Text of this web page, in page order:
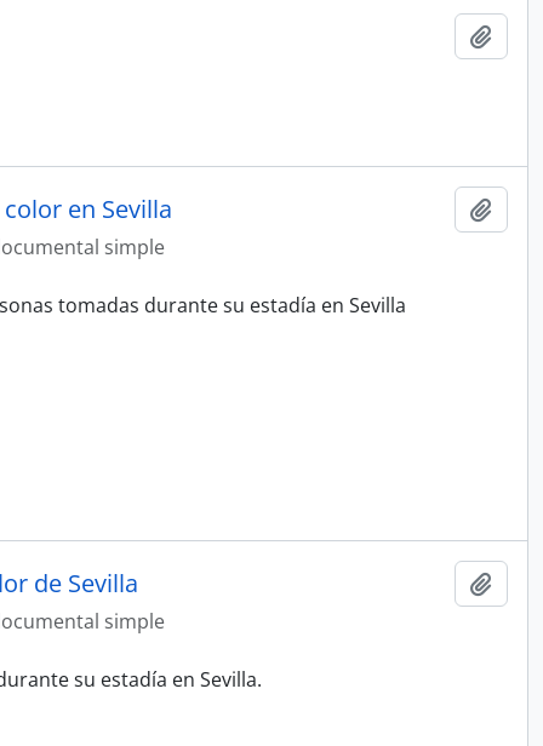
en Sevilla
simple
tomadas durante su estadía en Sevilla
de Sevilla
simple
su estadía en Sevilla.